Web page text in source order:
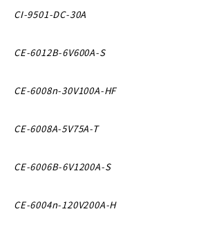
CI-9501-DC-30A
CE-6012B-6V600A-S
CE-6008n-30V100A-HF
CE-6008A-5V75A-T
CE-6006B-6V1200A-S
CE-6004n-120V200A-H